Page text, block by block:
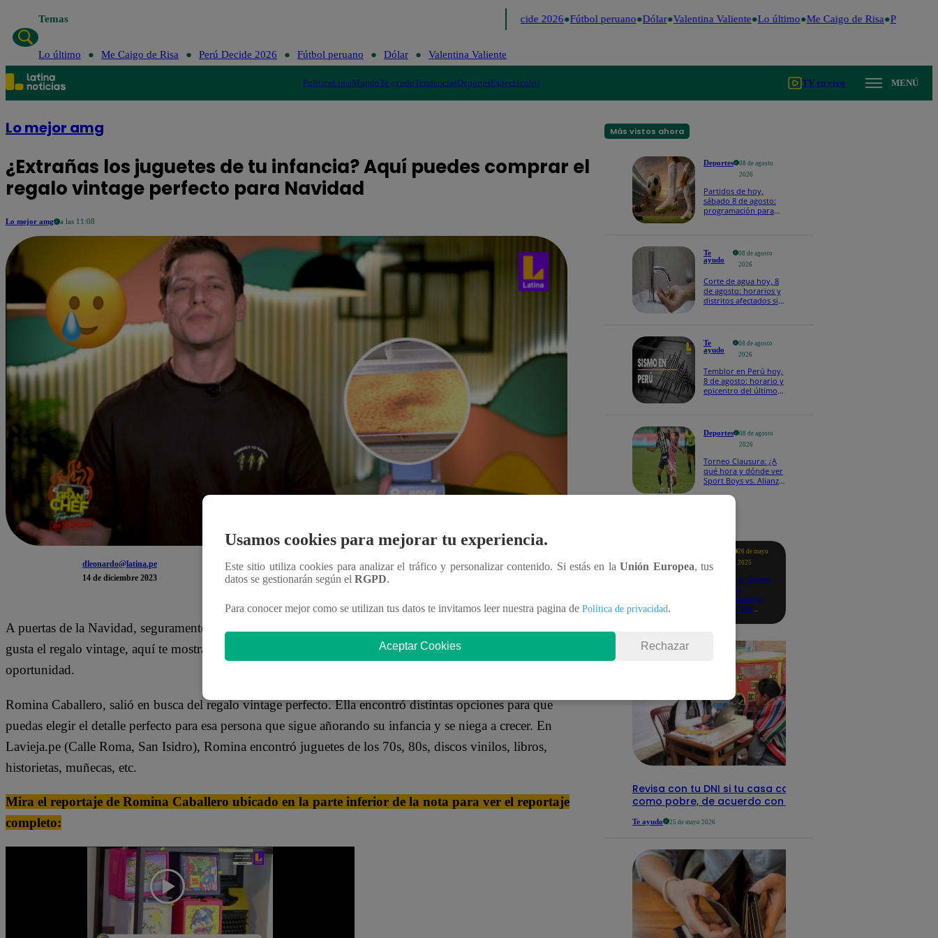
Temas Perú Decide 2026 Fútbol peruano Dólar Valentina Valiente Lo último Me Caigo de Risa Perú
Lo último Me Caigo de Risa Perú Decide 2026 Fútbol peruano Dólar Valentina Valiente
PolíticaLimaMundoTe ayudoTendenciasDeportesEspectáculos TV en vivo MENÚ
Lo mejor amg
¿Extrañas los juguetes de tu infancia? Aquí puedes comprar el
regalo vintage perfecto para Navidad
Lo mejor amg a las 11:08
dleonardo@latina.pe
14 de diciembre 2023
Compartir
A puertas de la Navidad, seguramente aún sigues buscando el regalo perfecto para esa persona especial. Si te
gusta el regalo vintage, aquí te mostramos dónde puedes conseguirlos para que no dejes pasar esta gran
oportunidad.
Romina Caballero, salió en busca del regalo vintage perfecto. Ella encontró distintas opciones para que
puedas elegir el detalle perfecto para esa persona que sigue añorando su infancia y se niega a crecer. En
Lavieja.pe (Calle Roma, San Isidro), Romina encontró juguetes de los 70s, 80s, discos vinilos, libros,
historietas, muñecas, etc.
Mira el reportaje de Romina Caballero ubicado en la parte inferior de la nota para ver el reportaje
completo:
Más vistos ahora
Deportes
08 de agosto
2026
Partidos de hoy,
sábado 8 de agosto:
programación para
Te
ayudo
08 de agosto
2026
Corte de agua hoy, 8
de agosto: horarios y
distritos afectados sin
Te
ayudo
08 de agosto
2026
Temblor en Perú hoy,
8 de agosto: horario y
epicentro del último
Deportes
08 de agosto
2026
Torneo Clausura: ¿A
qué hora y dónde ver
Sport Boys vs. Alianza
26 de mayo
2025
Revisa si tienes
deudas
consultando
con tu DNI:
detalles
Revisa con tu DNI si tu casa califica
como pobre, de acuerdo con el Sisfoh
Te ayudo 25 de mayo 2026
Usamos cookies para mejorar tu experiencia.
Este sitio utiliza cookies para analizar el tráfico y personalizar contenido. Si estás en laUnión Europea, tus
datos se gestionarán según el RGPD.
Para conocer mejor como se utilizan tus datos te invitamos leer nuestra pagina de Política de privacidad.
Aceptar Cookies Rechazar